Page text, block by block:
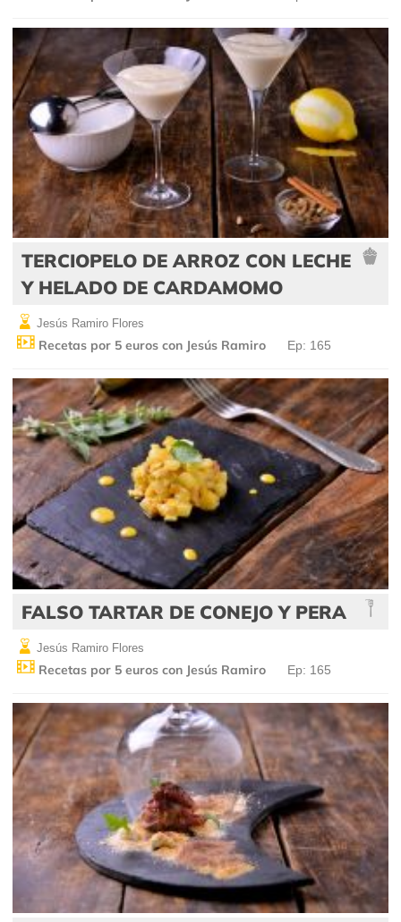
TERCIOPELO DE ARROZ CON LECHE
Y HELADO DE CARDAMOMO
Jesús Ramiro Flores
Recetas por 5 euros con Jesús Ramiro Ep: 165
FALSO TARTAR DE CONEJO Y PERA
Jesús Ramiro Flores
Recetas por 5 euros con Jesús Ramiro Ep: 165